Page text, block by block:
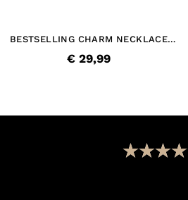
BESTSELLING CHARM NECKLACE
€ 29,99